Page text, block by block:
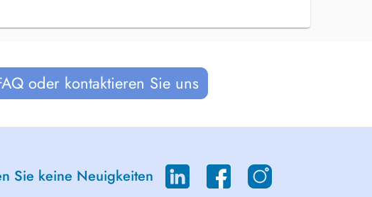
oder kontaktieren Sie uns
Sie keine Neuigkeiten